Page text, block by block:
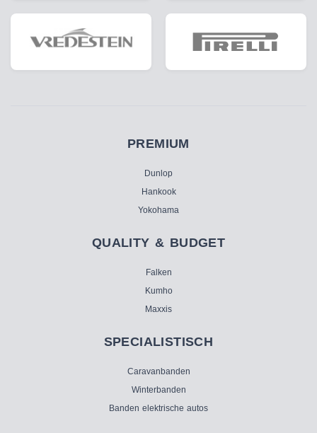
PREMIUM
Dunlop
Hankook
Yokohama
QUALITY & BUDGET
Falken
Kumho
Maxxis
SPECIALISTISCH
Caravanbanden
Winterbanden
Banden elektrische autos